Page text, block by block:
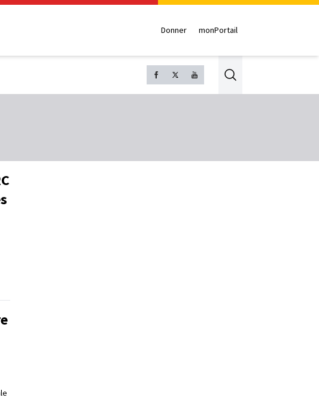
Donner monPortail
Search